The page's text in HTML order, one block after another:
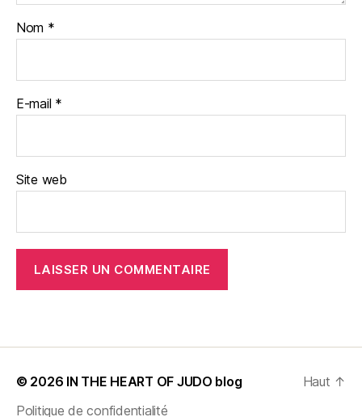
Nom *
E-mail *
Site web
© 2026 IN THE HEART OF JUDO blog
Politique de confidentialité
Haut ↑